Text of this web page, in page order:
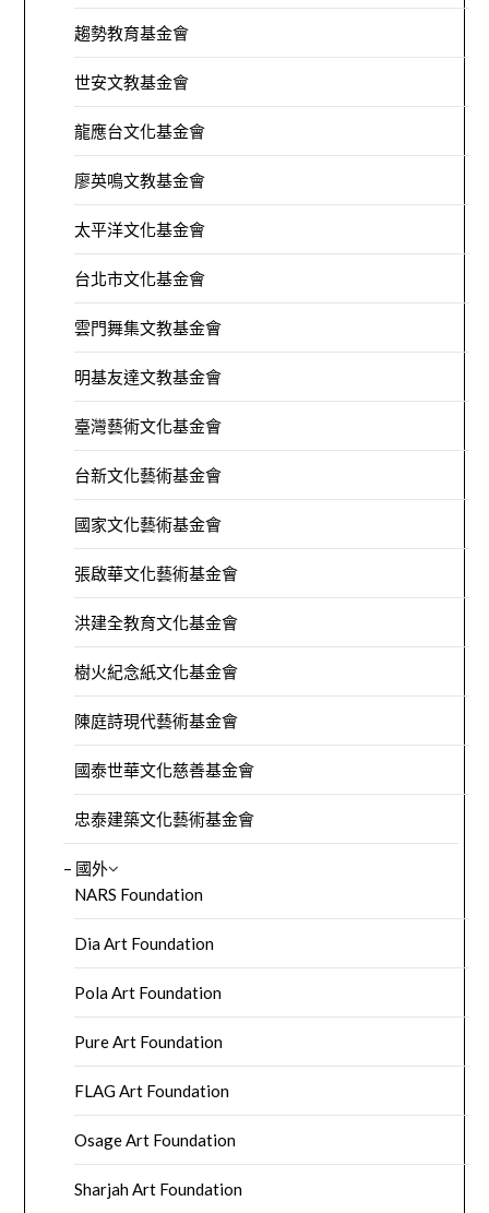
趨勢教育基金會
世安文教基金會
龍應台文化基金會
廖英鳴文教基金會
太平洋文化基金會
台北市文化基金會
雲門舞集文教基金會
明基友達文教基金會
臺灣藝術文化基金會
台新文化藝術基金會
國家文化藝術基金會
張啟華文化藝術基金會
洪建全教育文化基金會
樹火紀念紙文化基金會
陳庭詩現代藝術基金會
國泰世華文化慈善基金會
忠泰建築文化藝術基金會
– 國外
NARS Foundation
Dia Art Foundation
Pola Art Foundation
Pure Art Foundation
FLAG Art Foundation
Osage Art Foundation
Sharjah Art Foundation